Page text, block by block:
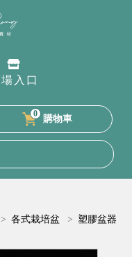
入口
0 購物車
> 各式栽培盆 > 塑膠盆器